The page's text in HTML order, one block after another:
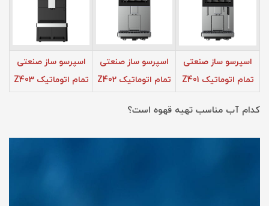
اسپرسو ساز صنعتی
تمام اتوماتیک Z401
اسپرسو ساز صنعتی
تمام اتوماتیک Z402
اسپرسو ساز صنعتی
تمام اتوماتیک Z403
کدام آب مناسب تهیه قهوه است؟